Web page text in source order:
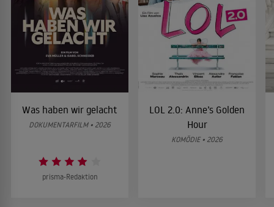
Was haben wir gelacht
DOKUMENTARFILM • 2026
prisma-Redaktion
LOL 2.0: Anne’s Golden
Hour
KOMÖDIE • 2026